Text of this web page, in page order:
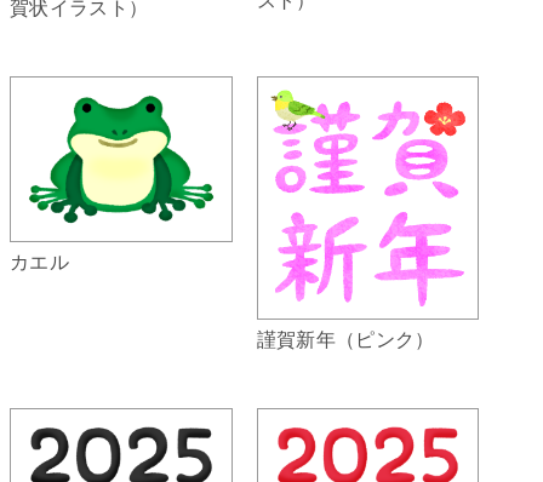
賀状イラスト）
カエル
謹賀新年（ピンク）